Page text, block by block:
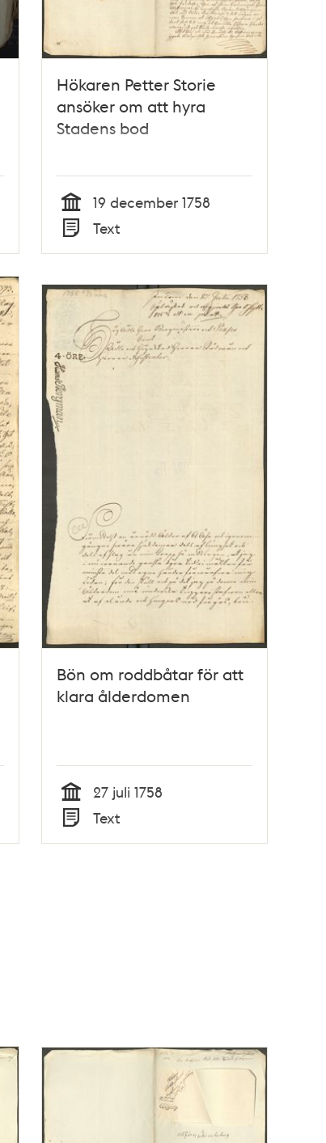
Hökaren Petter Storie
ansöker om att hyra
Stadens bod
Tid
19 december 1758
Typ
Text
Bön om roddbåtar för att
klara ålderdomen
Tid
27 juli 1758
Typ
Text